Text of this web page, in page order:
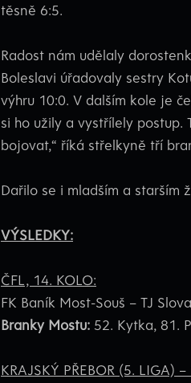
těsně 6:5.
Radost nám udělaly
Boleslavi úřadovaly sestry
výhru 10:0. V dalším kole je
si ho užily a vystřílely postup.
bojovat,“ říká střelkyně tří
Dařilo se i mladším a starším
VÝSLEDKY:
ČFL, 14. KOLO:
FK Baník Most-Souš – TJ
Branky Mostu: 52. Kytka, 81.
KRAJSKÝ PŘEBOR (5. LIGA)